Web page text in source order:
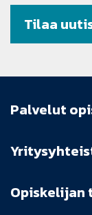
Tilaa
Palvelut